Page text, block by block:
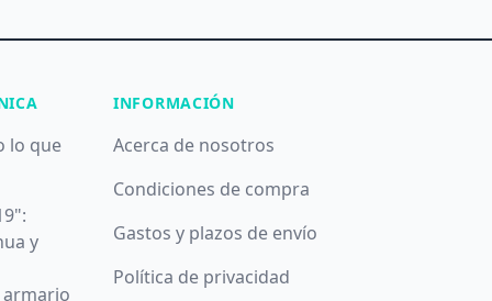
lo que
y
armario
INFORMACIÓN
Acerca de nosotros
Condiciones de compra
Gastos y plazos de envío
Política de privacidad